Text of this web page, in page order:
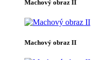
Machový obraz II
Machový obraz II